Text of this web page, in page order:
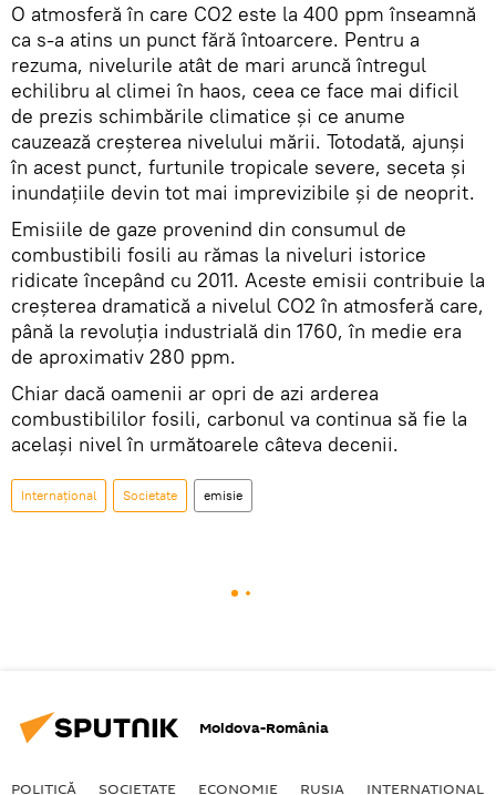
O atmosferă în care CO2 este la 400 ppm înseamnă
ca s-a atins un punct fără întoarcere. Pentru a
rezuma, nivelurile atât de mari aruncă întregul
echilibru al climei în haos, ceea ce face mai dificil
de prezis schimbările climatice și ce anume
cauzează creșterea nivelului mării. Totodată, ajunși
în acest punct, furtunile tropicale severe, seceta și
inundațiile devin tot mai imprevizibile și de neoprit.
Emisiile de gaze provenind din consumul de
combustibili fosili au rămas la niveluri istorice
ridicate începând cu 2011. Aceste emisii contribuie la
creșterea dramatică a nivelul CO2 în atmosferă care,
până la revoluția industrială din 1760, în medie era
de aproximativ 280 ppm.
Chiar dacă oamenii ar opri de azi arderea
combustibililor fosili, carbonul va continua să fie la
același nivel în următoarele câteva decenii.
Internaţional Societate emisie
Moldova-România
POLITICĂ SOCIETATE ECONOMIE RUSIA INTERNAŢIONAL